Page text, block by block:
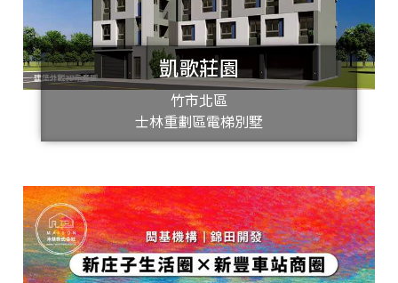
凱歌莊園
竹市北區
士林重劃區電梯別墅